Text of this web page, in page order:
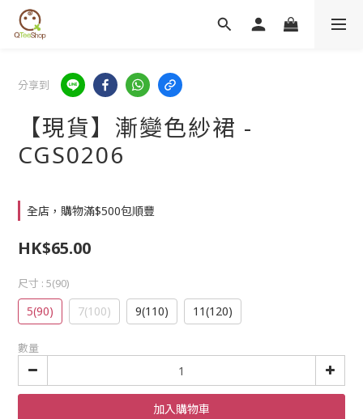
分享到
【現貨】漸變色紗裙 -
CGS0206
全店，購物滿$500包順豐
HK$65.00
尺寸 : 5(90)
5(90) 7(100) 9(110) 11(120)
數量
加入購物車